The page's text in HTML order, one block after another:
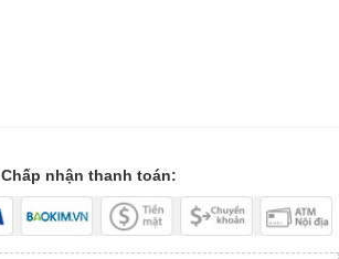
Chấp nhận thanh toán: